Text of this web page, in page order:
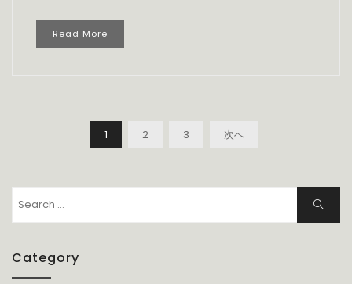
Read More
ペ
ー
ジ
り
1 2 3 次へ
for:
Search
Category